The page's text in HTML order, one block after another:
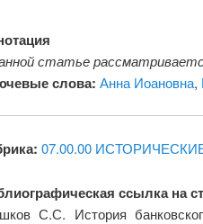
статье
слова: Анна Иоановна,
07.00.00
ссылка на
С.С. История